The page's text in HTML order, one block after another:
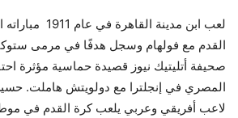
لعب ابن مدينة
القدم مع فولهام وسجل هدفًا في مرمى
صحيفة أتليتيك نيوز قصيدة حماسية مؤثرة
المصري في إنجلترا مع دولويتش هاملت.
لاعب أفريقي وعربي يلعب كرة القدم في